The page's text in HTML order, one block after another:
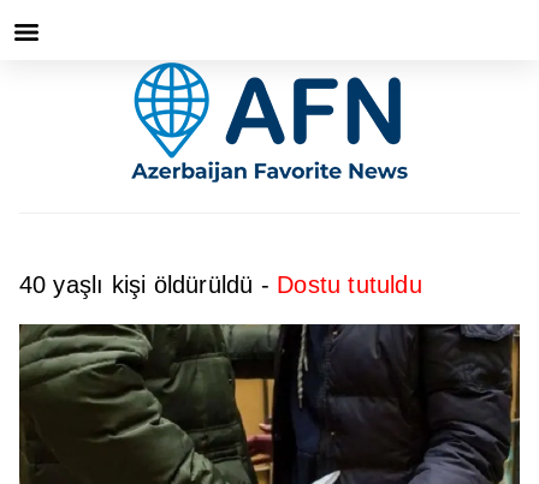
40 yaşlı kişi öldürüldü - Dostu tutuldu